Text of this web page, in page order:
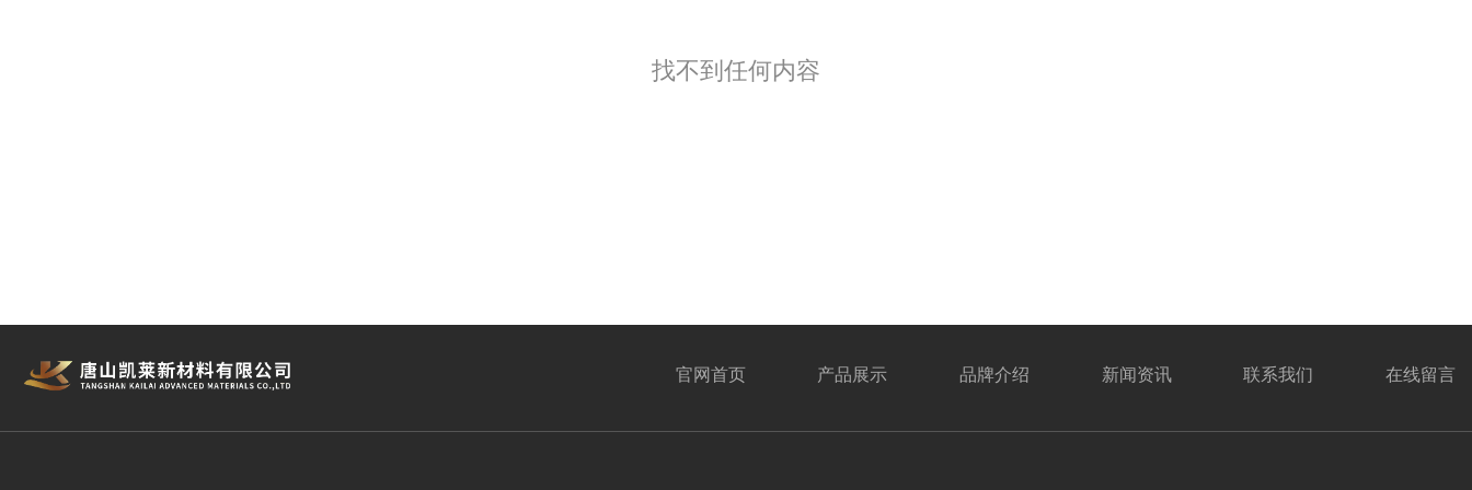
找不到任何内容
官网首页 产品展示 品牌介绍 新闻资讯 联系我们 在线留言